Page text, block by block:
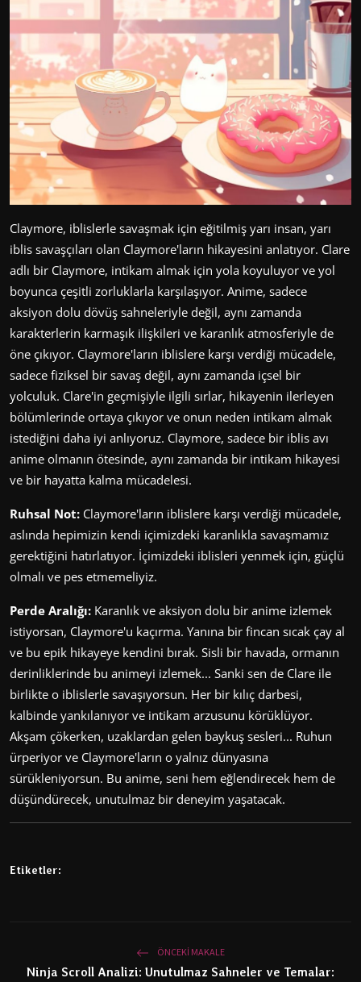
Claymore, iblislerle savaşmak için eğitilmiş yarı insan, yarı
iblis savaşçıları olan Claymore'ların hikayesini anlatıyor. Clare
adlı bir Claymore, intikam almak için yola koyuluyor ve yol
boyunca çeşitli zorluklarla karşılaşıyor. Anime, sadece
aksiyon dolu dövüş sahneleriyle değil, aynı zamanda
karakterlerin karmaşık ilişkileri ve karanlık atmosferiyle de
öne çıkıyor. Claymore'ların iblislere karşı verdiği mücadele,
sadece fiziksel bir savaş değil, aynı zamanda içsel bir
yolculuk. Clare'in geçmişiyle ilgili sırlar, hikayenin ilerleyen
bölümlerinde ortaya çıkıyor ve onun neden intikam almak
istediğini daha iyi anlıyoruz. Claymore, sadece bir iblis avı
anime olmanın ötesinde, aynı zamanda bir intikam hikayesi
ve bir hayatta kalma mücadelesi.
Ruhsal Not: Claymore'ların iblislere karşı verdiği mücadele,
aslında hepimizin kendi içimizdeki karanlıkla savaşmamız
gerektiğini hatırlatıyor. İçimizdeki iblisleri yenmek için, güçlü
olmalı ve pes etmemeliyiz.
Perde Aralığı: Karanlık ve aksiyon dolu bir anime izlemek
istiyorsan, Claymore'u kaçırma. Yanına bir fincan sıcak çay al
ve bu epik hikayeye kendini bırak. Sisli bir havada, ormanın
derinliklerinde bu animeyi izlemek... Sanki sen de Clare ile
birlikte o iblislerle savaşıyorsun. Her bir kılıç darbesi,
kalbinde yankılanıyor ve intikam arzusunu körüklüyor.
Akşam çökerken, uzaklardan gelen baykuş sesleri... Ruhun
ürperiyor ve Claymore'ların o yalnız dünyasına
sürükleniyorsun. Bu anime, seni hem eğlendirecek hem de
düşündürecek, unutulmaz bir deneyim yaşatacak.
Etiketler:
ÖNCEKI MAKALE
Ninja Scroll Analizi: Unutulmaz Sahneler ve Temalar: